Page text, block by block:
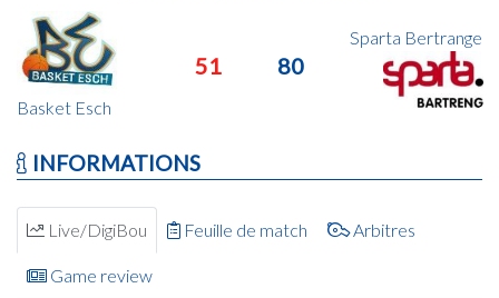
Basket Esch
51 80
Sparta Bertrange
INFORMATIONS
Live/DigiBou Feuille de match Arbitres
Game review